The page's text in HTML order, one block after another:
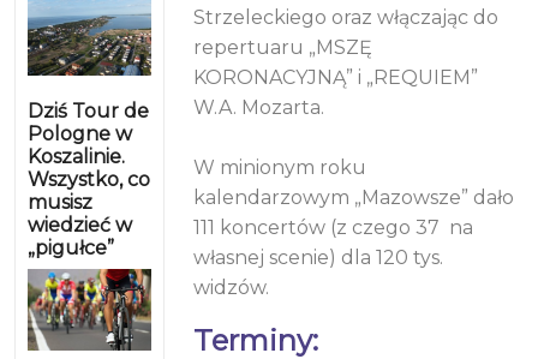
Dziś Tour de
Pologne w
Koszalinie.
Wszystko, co
musisz
wiedzieć w
„pigułce”
Strzeleckiego oraz włączając do
repertuaru „MSZĘ
KORONACYJNĄ” i „REQUIEM”
W.A. Mozarta.
W minionym roku
kalendarzowym „Mazowsze” dało
111 koncertów (z czego 37 na
własnej scenie) dla 120 tys.
widzów.
Terminy: